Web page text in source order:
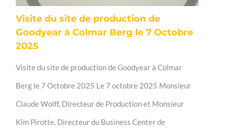
Visite du site de production de
Goodyear à Colmar Berg le 7 Octobre
2025
Visite du site de production de Goodyear à Colmar
Berg le 7 Octobre 2025 Le 7 octobre 2025 Monsieur
Claude Wolff, Directeur de Production et Monsieur
Kim Pirotte, Directeur du Business Center de